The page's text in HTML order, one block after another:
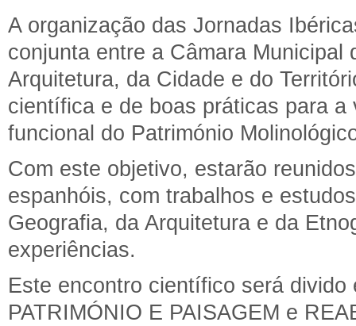
A organização das Jornadas
conjunta entre a Câmara
Arquitetura, da Cidade e do
científica e de boas práticas para
funcional do Património
Com este objetivo, estarão
espanhóis, com trabalhos e
Geografia, da Arquitetura e da
experiências.
Este encontro científico será
PATRIMÓNIO E PAISAGEM e